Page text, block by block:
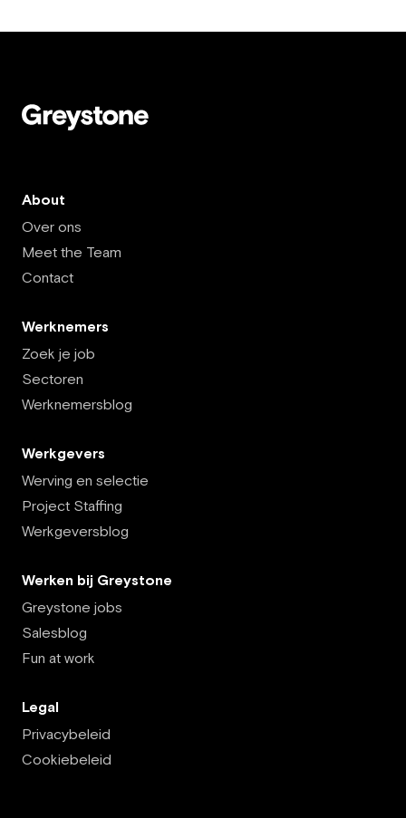
About
Over ons
Meet the Team
Contact
Werknemers
Zoek je job
Sectoren
Werknemersblog
Werkgevers
Werving en selectie
Project Staffing
Werkgeversblog
Werken bij Greystone
Greystone jobs
Salesblog
Fun at work
Legal
Privacybeleid
Cookiebeleid